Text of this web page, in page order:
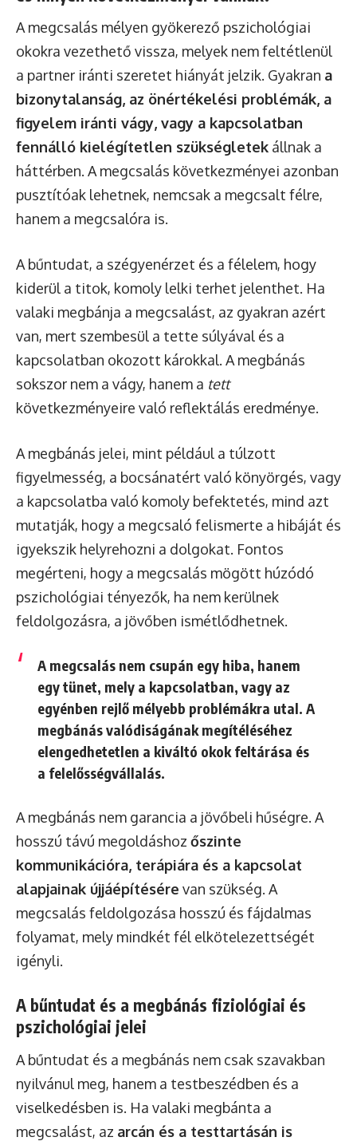
A megcsalás mélyen gyökerező pszichológiai
okokra vezethető vissza, melyek nem feltétlenül
a partner iránti szeretet hiányát jelzik. Gyakran a
bizonytalanság, az önértékelési problémák, a
figyelem iránti vágy, vagy a kapcsolatban
fennálló kielégítetlen szükségletek állnak a
háttérben. A megcsalás következményei azonban
pusztítóak lehetnek, nemcsak a megcsalt félre,
hanem a megcsalóra is.
A bűntudat, a szégyenérzet és a félelem, hogy
kiderül a titok, komoly lelki terhet jelenthet. Ha
valaki megbánja a megcsalást, az gyakran azért
van, mert szembesül a tette súlyával és a
kapcsolatban okozott károkkal. A megbánás
sokszor nem a vágy, hanem a tett
következményeire való reflektálás eredménye.
A megbánás jelei, mint például a túlzott
figyelmesség, a bocsánatért való könyörgés, vagy
a kapcsolatba való komoly befektetés, mind azt
mutatják, hogy a megcsaló felismerte a hibáját és
igyekszik helyrehozni a dolgokat. Fontos
megérteni, hogy a megcsalás mögött húzódó
pszichológiai tényezők, ha nem kerülnek
feldolgozásra, a jövőben ismétlődhetnek.
A megcsalás nem csupán egy hiba, hanem
egy tünet, mely a kapcsolatban, vagy az
egyénben rejlő mélyebb problémákra utal. A
megbánás valódiságának megítéléséhez
elengedhetetlen a kiváltó okok feltárása és
a felelősségvállalás.
A megbánás nem garancia a jövőbeli hűségre. A
hosszú távú megoldáshoz őszinte
kommunikációra, terápiára és a kapcsolat
alapjainak újjáépítésére van szükség. A
megcsalás feldolgozása hosszú és fájdalmas
folyamat, mely mindkét fél elkötelezettségét
igényli.
A bűntudat és a megbánás fiziológiai és
pszichológiai jelei
A bűntudat és a megbánás nem csak szavakban
nyilvánul meg, hanem a testbeszédben és a
viselkedésben is. Ha valaki megbánta a
megcsalást, az arcán és a testtartásán is